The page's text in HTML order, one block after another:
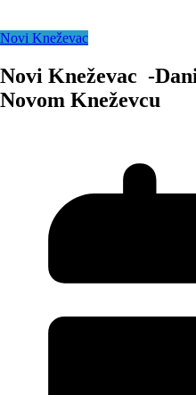
Novi Kneževac
Novi Kneževac -
Novom Kneževcu